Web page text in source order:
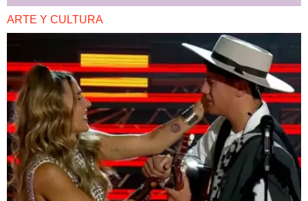
ARTE Y CULTURA